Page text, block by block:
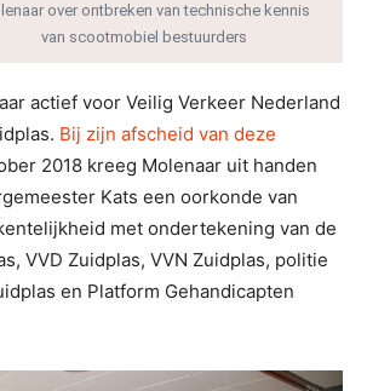
over ontbreken van technische kennis
van scootmobiel bestuurders
actief voor Veilig Verkeer Nederland
Bij zijn afscheid van deze
2018 kreeg Molenaar uit handen
Kats een oorkonde van
met ondertekening van de
VVD Zuidplas, VVN Zuidplas, politie
en Platform Gehandicapten